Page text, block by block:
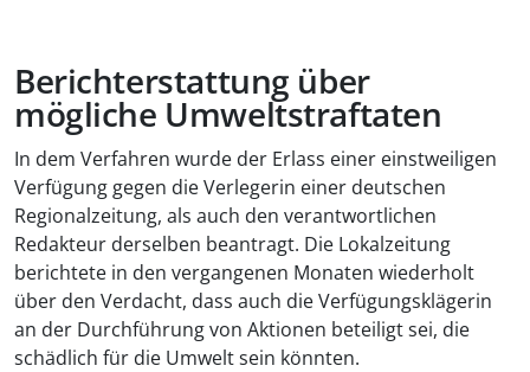
Berichterstattung über
mögliche Umweltstraftaten
In dem Verfahren wurde der Erlass einer einstweiligen
Verfügung gegen die Verlegerin einer deutschen
Regionalzeitung, als auch den verantwortlichen
Redakteur derselben beantragt. Die Lokalzeitung
berichtete in den vergangenen Monaten wiederholt
über den Verdacht, dass auch die Verfügungsklägerin
an der Durchführung von Aktionen beteiligt sei, die
schädlich für die Umwelt sein könnten.